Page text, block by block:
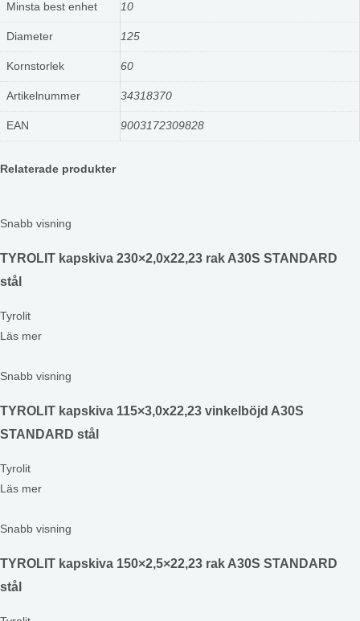
Minsta best enhet 10
Diameter 125
Kornstorlek 60
Artikelnummer 34318370
EAN 9003172309828
Relaterade produkter
Snabb visning
TYROLIT kapskiva 230×2,0x22,23 rak A30S STANDARD
stål
Tyrolit
Läs mer
Snabb visning
TYROLIT kapskiva 115×3,0x22,23 vinkelböjd A30S
STANDARD stål
Tyrolit
Läs mer
Snabb visning
TYROLIT kapskiva 150×2,5×22,23 rak A30S STANDARD
stål